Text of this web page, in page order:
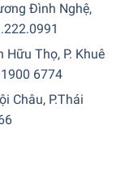
Đình Nghệ,
Hữu Thọ, P. Khuê
1900 6774
Châu, P.Thái